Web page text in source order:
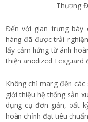
Thương
Đến với gian trưng bày
hàng đã được trải
lấy cảm hứng từ ánh
thiện anodized Texguard
Không chỉ mang đến
giới thiệu hệ thống sản
dụng cụ đơn giản, bất
hoàn chỉnh đạt tiêu